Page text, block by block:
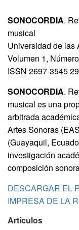
SONOCORDIA.
musical
Universidad de las
Volumen 1,
ISSN 2697-3545
SONOCORDIA.
musical es una
arbitrada
Artes Sonoras
(Guayaquil,
investigación
composición
DESCARGAR EL
IMPRESA DE LA
Artículos